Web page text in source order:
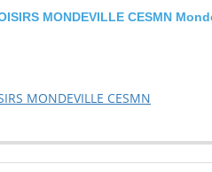
MONDEVILLE CESMN
MONDEVILLE CESMN